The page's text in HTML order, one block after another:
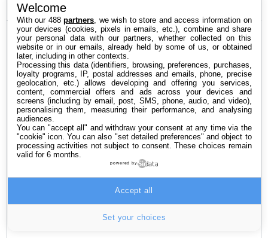
ON AIME
Bon rapport qualité/prix
Modularité et évolutivité
Branchement direct des panneaux solaires
Efficacité
Durée de vie élevée des batteries
Simplicité d’installation et d’utilisation
Puissance de charge et de décharge élevée
ON N’AIME PAS
Bouton Power étrangement placé
Welcome
With our 488partners , we wish to store and access information on
your devices (cookies, pixels in emails, etc.), combine and share
your personal data with our partners, whether collected on this
website or in our emails, already held by some of us, or obtained
later, including in other contexts.
Processing this data (identifiers, browsing, preferences, purchases,
loyalty programs, IP, postal addresses and emails, phone, precise
geolocation, etc.) allows developing and offering you services,
content, commercial offers and ads across your devices and
screens (including by email, post, SMS, phone, audio, and video),
personalising them, measuring their performance, and analysing
audiences.
You can "accept all" and withdraw your consent at any time via the
"cookie" icon. You can also "set detailed preferences" and object to
processing activities not subject to consent. These choices remain
valid for 6 months.
powered by
Set your choices
Accept all